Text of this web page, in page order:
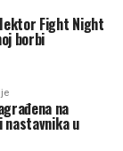
Fight Night
borbi
na
u